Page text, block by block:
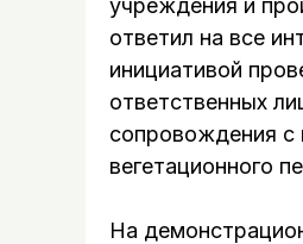
учреждения и
ответил на все
инициативой
ответственных
сопровождения с
вегетационного
На